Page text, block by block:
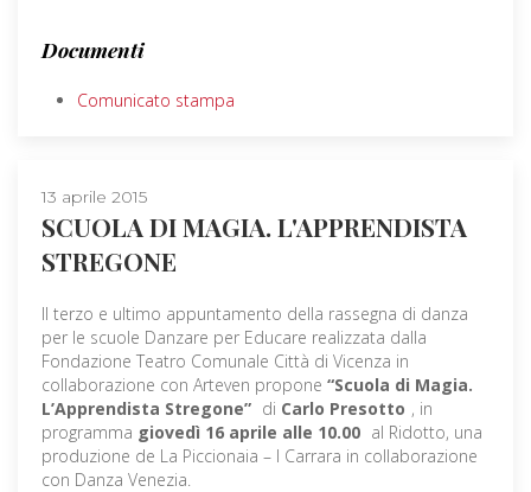
Documenti
Comunicato stampa
13 aprile 2015
SCUOLA DI MAGIA. L'APPRENDISTA
STREGONE
Il terzo e ultimo appuntamento della rassegna di danza
per le scuole Danzare per Educare realizzata dalla
Fondazione Teatro Comunale Città di Vicenza in
collaborazione con Arteven propone “Scuola di Magia.
L’Apprendista Stregone” di Carlo Presotto , in
programma giovedì 16 aprile alle 10.00 al Ridotto, una
produzione de La Piccionaia – I Carrara in collaborazione
con Danza Venezia.